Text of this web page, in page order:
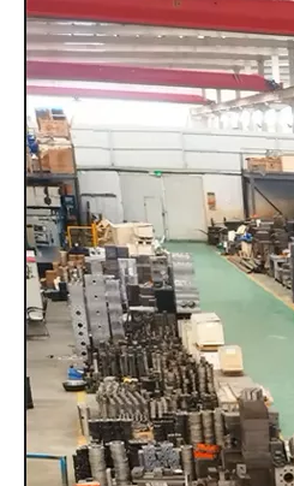
Filtro peletizador sem malha de tela